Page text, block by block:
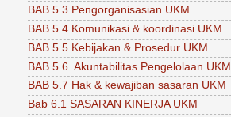
BAB 5.3 Pengorganisasian UKM
BAB 5.4 Komunikasi & koordinasi UKM
BAB 5.5 Kebijakan & Prosedur UKM
BAB 5.6. Akuntabilitas Pengelolaan UKM
BAB 5.7 Hak & kewajiban sasaran UKM
Bab 6.1 SASARAN KINERJA UKM